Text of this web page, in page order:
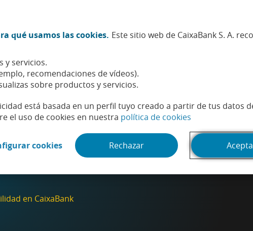
qué usamos las cookies. Este sitio web de CaixaBank S. A.
y servicios.
recomendaciones de vídeos).
sobre productos y servicios.
está basada en un perfil tuyo creado a partir de tus datos
el uso de cookies en nuestra política de cookies
cookies(Abrir en ventana nueva)
Rechazar
en CaixaBank